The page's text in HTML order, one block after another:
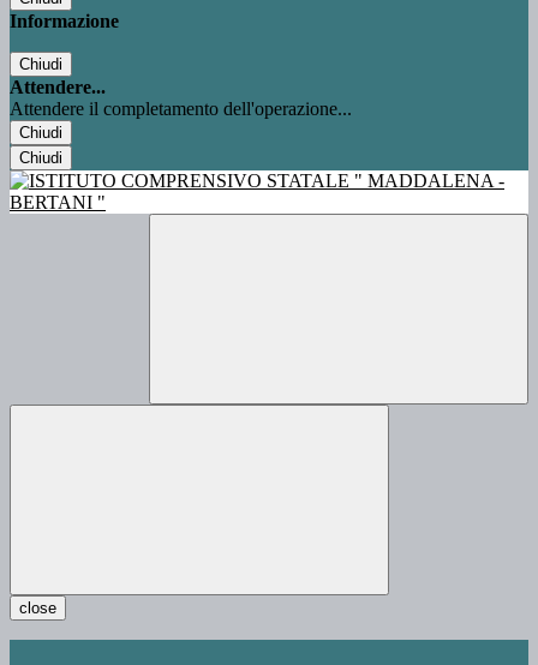
Informazione
Chiudi
Attendere...
Attendere il completamento dell'operazione...
Chiudi
Chiudi
close